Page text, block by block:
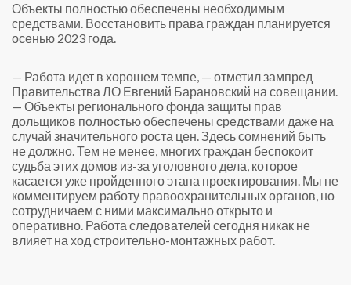
Объекты полностью обеспечены необходимым
средствами. Восстановить права граждан планируется
осенью 2023 года.
— Работа идет в хорошем темпе, — отметил зампред
Правительства ЛО Евгений Барановский на совещании.
— Объекты регионального фонда защиты прав
дольщиков полностью обеспечены средствами даже на
случай значительного роста цен. Здесь сомнений быть
не должно. Тем не менее, многих граждан беспокоит
судьба этих домов из-за уголовного дела, которое
касается уже пройденного этапа проектирования. Мы не
комментируем работу правоохранительных органов, но
сотрудничаем с ними максимально открыто и
оперативно. Работа следователей сегодня никак не
влияет на ход строительно-монтажных работ.